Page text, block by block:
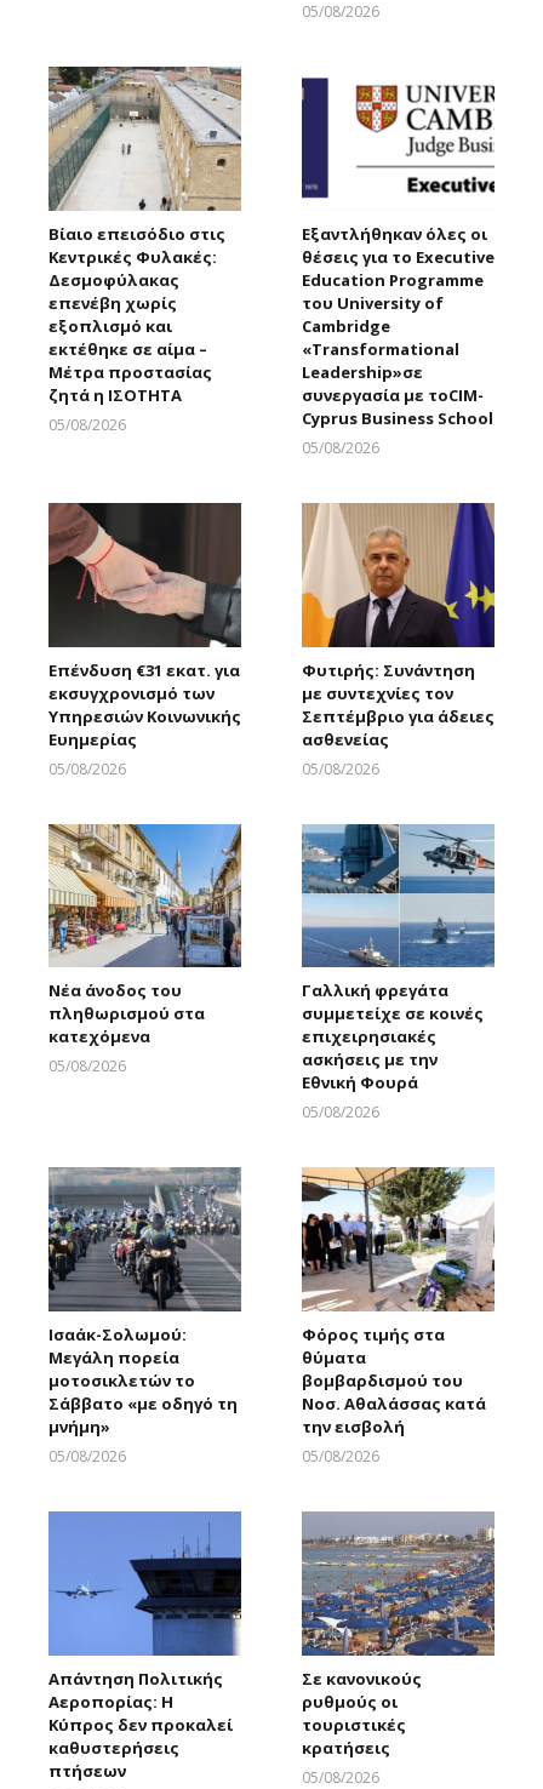
05/08/2026
Βίαιο επεισόδιο στις
Κεντρικές Φυλακές:
Δεσμοφύλακας
επενέβη χωρίς
εξοπλισμό και
εκτέθηκε σε αίμα –
Μέτρα προστασίας
ζητά η ΙΣΟΤΗΤΑ
05/08/2026
Εξαντλήθηκαν όλες οι
θέσεις για το Executive
Education Programme
του University of
Cambridge
«Transformational
Leadership»σε
συνεργασία με τοCIM-
Cyprus Business School
05/08/2026
Επένδυση €31 εκατ. για
εκσυγχρονισμό των
Υπηρεσιών Κοινωνικής
Ευημερίας
05/08/2026
Φυτιρής: Συνάντηση
με συντεχνίες τον
Σεπτέμβριο για άδειες
ασθενείας
05/08/2026
Νέα άνοδος του
πληθωρισμού στα
κατεχόμενα
05/08/2026
Γαλλική φρεγάτα
συμμετείχε σε κοινές
επιχειρησιακές
ασκήσεις με την
Εθνική Φουρά
05/08/2026
Ισαάκ-Σολωμού:
Μεγάλη πορεία
μοτοσικλετών το
Σάββατο «με οδηγό τη
μνήμη»
05/08/2026
Φόρος τιμής στα
θύματα
βομβαρδισμού του
Νοσ. Αθαλάσσας κατά
την εισβολή
05/08/2026
Απάντηση Πολιτικής
Αεροπορίας: Η
Κύπρος δεν προκαλεί
καθυστερήσεις
πτήσεων
Σε κανονικούς
ρυθμούς οι
τουριστικές
κρατήσεις
05/08/2026